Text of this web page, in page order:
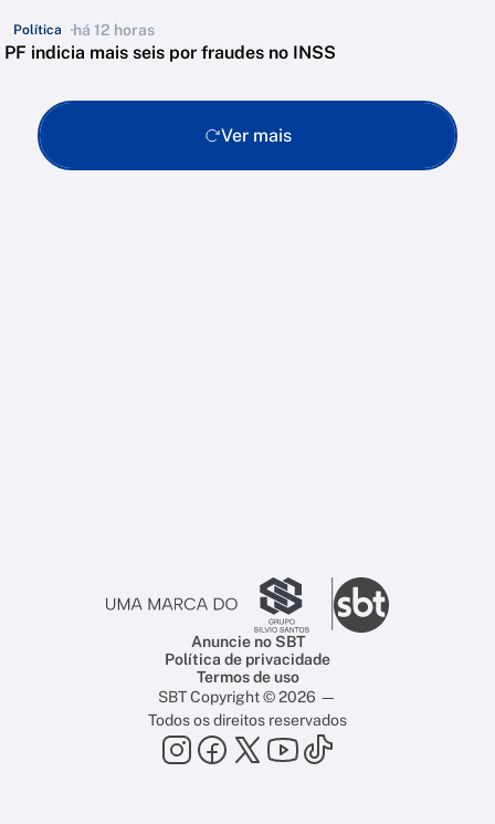
Política há 12 horas
PF indicia mais seis por fraudes no INSS
Ver mais
Anuncie no SBT
Política de privacidade
Termos de uso
SBT Copyright © 2026 —
Todos os direitos reservados